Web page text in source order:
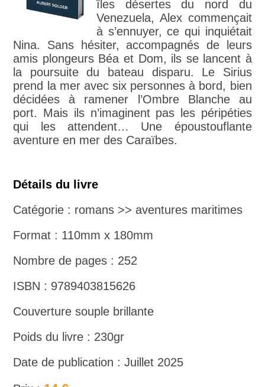
îles désertes du nord du
Venezuela, Alex commençait
à s’ennuyer, ce qui inquiétait
Nina. Sans hésiter, accompagnés de leurs
amis plongeurs Béa et Dom, ils se lancent à
la poursuite du bateau disparu. Le Sirius
prend la mer avec six personnes à bord, bien
décidées à ramener l’Ombre Blanche au
port. Mais ils n’imaginent pas les péripéties
qui les attendent… Une époustouflante
aventure en mer des Caraïbes.
Détails du livre
Catégorie : romans >> aventures maritimes
Format : 110mm x 180mm
Nombre de pages : 252
ISBN : 9789403815626
Couverture souple brillante
Poids du livre : 230gr
Date de publication : Juillet 2025